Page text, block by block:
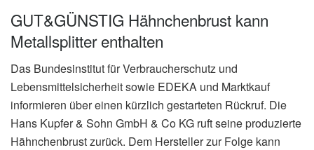
GUT&GÜNSTIG Hähnchenbrust kann
Metallsplitter enthalten
Das Bundesinstitut für Verbraucherschutz und
Lebensmittelsicherheit sowie EDEKA und Marktkauf
informieren über einen kürzlich gestarteten Rückruf. Die
Hans Kupfer & Sohn GmbH & Co KG ruft seine produzierte
Hähnchenbrust zurück. Dem Hersteller zur Folge kann